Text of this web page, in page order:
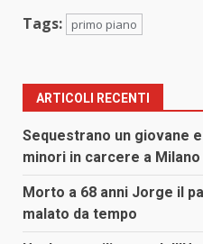
Tags: primo piano
ARTICOLI RECENTI
Sequestrano un giovane
minori in carcere a Milano
Morto a 68 anni Jorge il
malato da tempo